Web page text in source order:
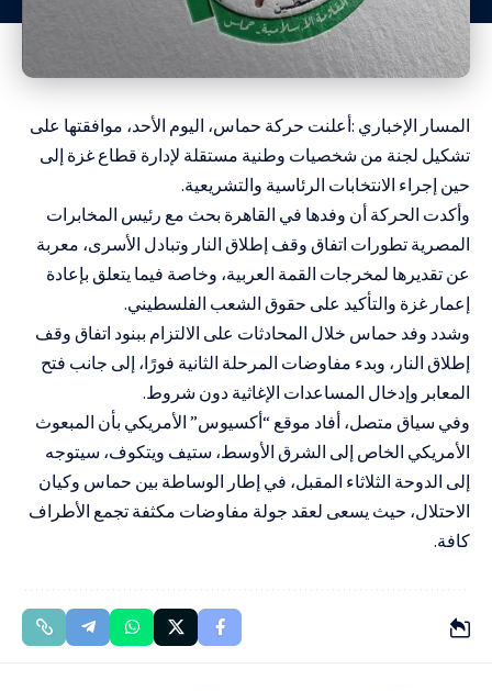
المسار الإخباري :أعلنت حركة حماس، اليوم الأحد، موافقتها على
تشكيل لجنة من شخصيات وطنية مستقلة لإدارة قطاع غزة إلى
حين إجراء الانتخابات الرئاسية والتشريعية.
وأكدت الحركة أن وفدها في القاهرة بحث مع رئيس المخابرات
المصرية تطورات اتفاق وقف إطلاق النار وتبادل الأسرى، معربة
عن تقديرها لمخرجات القمة العربية، وخاصة فيما يتعلق بإعادة
إعمار غزة والتأكيد على حقوق الشعب الفلسطيني.
وشدد وفد حماس خلال المحادثات على الالتزام ببنود اتفاق وقف
إطلاق النار، وبدء مفاوضات المرحلة الثانية فورًا، إلى جانب فتح
المعابر وإدخال المساعدات الإغاثية دون شروط.
وفي سياق متصل، أفاد موقع “أكسيوس” الأمريكي بأن المبعوث
الأمريكي الخاص إلى الشرق الأوسط، ستيف ويتكوف، سيتوجه
إلى الدوحة الثلاثاء المقبل، في إطار الوساطة بين حماس وكيان
الاحتلال، حيث يسعى لعقد جولة مفاوضات مكثفة تجمع الأطراف
كافة.